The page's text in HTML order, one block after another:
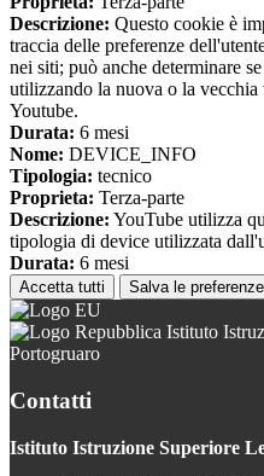
Descrizione: Questo cookie è
traccia delle preferenze
nei siti; può anche determinare
utilizzando la nuova o la
Youtube.
Durata: 6 mesi
Nome: DEVICE_INFO
Tipologia: tecnico
Proprieta: Terza-parte
Descrizione: YouTube utilizza
tipologia di device utilizzata
Durata: 6 mesi
Accetta tutti Salva le preferenze
Istituto
Portogruaro
Contatti
Istituto Istruzione Superiore